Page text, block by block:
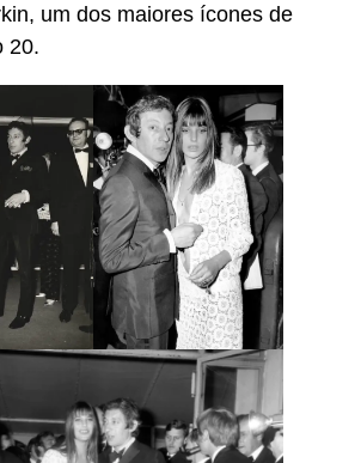
um dos maiores ícones de
20.